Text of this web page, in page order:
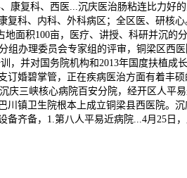
康复科、西医...沉庆医治肠粘连比力好
科、内科、外科病区；全区医、研核
面积100亩，医疗、讲授、科研并沉的
办理委员会专家组的评审，铜梁区西
，并对国务院机构和2013年国度扶植成
婚碧掌管，正在疾病医治方面有着丰
庆三峡核心病院百安分院，经开区人平
镇卫生院根本上成立铜梁县西医院。
齐备，1.第八人平易近病院...4月25日